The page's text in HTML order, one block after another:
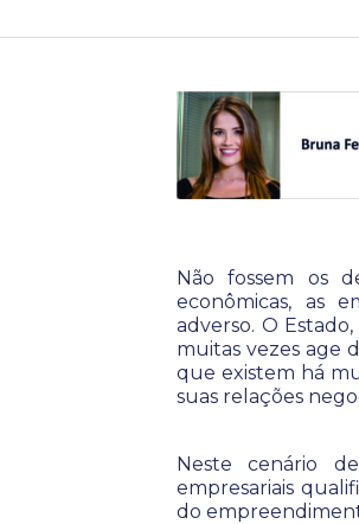
Não fossem os
econômicas, as
adverso. O
muitas vezes age
que existem há
suas relações
Neste cenário
empresariais
do